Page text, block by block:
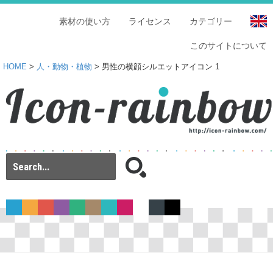
カテゴリー
ライセンス
素材の使い方
このサイトについて
HOME > 人・動物・植物 > 男性の横顔シルエットアイコン 1